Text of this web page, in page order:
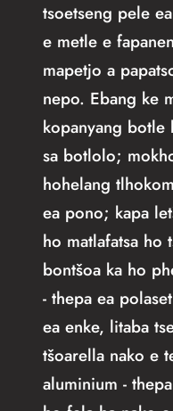
tsoetseng pele
e metle e
mapetjo a
nepo. Ebang ke
kopanyang botle
sa botlolo;
hohelang
ea pono; kapa
ho matlafatsa ho
bontšoa ka ho
- thepa ea
ea enke, litaba
tšoarella nako e
aluminium -